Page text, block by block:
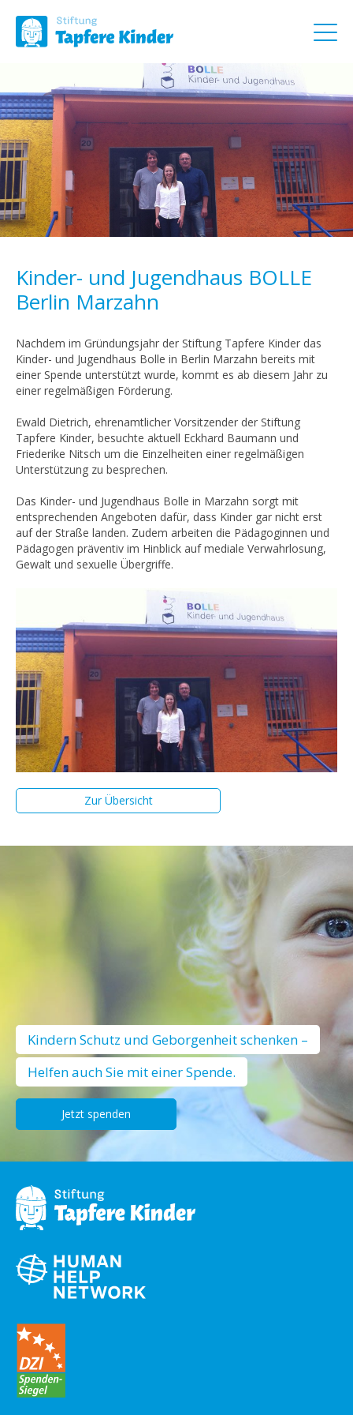
Kinder- und Jugendhaus BOLLE
Berlin Marzahn
Nachdem im Gründungsjahr der Stiftung Tapfere Kinder das
Kinder- und Jugendhaus Bolle in Berlin Marzahn bereits mit
einer Spende unterstützt wurde, kommt es ab diesem Jahr zu
einer regelmäßigen Förderung.
Ewald Dietrich, ehrenamtlicher Vorsitzender der Stiftung
Tapfere Kinder, besuchte aktuell Eckhard Baumann und
Friederike Nitsch um die Einzelheiten einer regelmäßigen
Unterstützung zu besprechen.
Das Kinder- und Jugendhaus Bolle in Marzahn sorgt mit
entsprechenden Angeboten dafür, dass Kinder gar nicht erst
auf der Straße landen. Zudem arbeiten die Pädagoginnen und
Pädagogen präventiv im Hinblick auf mediale Verwahrlosung,
Gewalt und sexuelle Übergriffe.
Zur Übersicht
Kindern Schutz und Geborgenheit schenken –
Helfen auch Sie mit einer Spende.
Jetzt spenden